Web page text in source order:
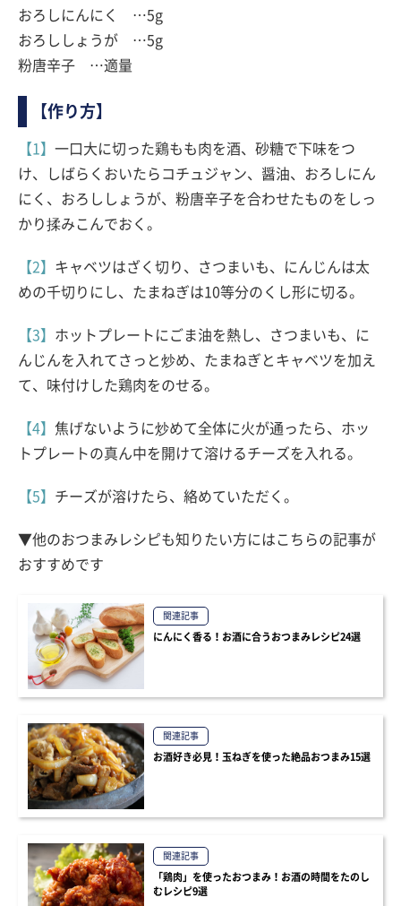
おろしにんにく …5g
おろししょうが …5g
粉唐辛子 …適量
【作り方】
【1】 一口大に切った鶏もも肉を酒、砂糖で下味をつ
け、しばらくおいたらコチュジャン、醤油、おろしにん
にく、おろししょうが、粉唐辛子を合わせたものをしっ
かり揉みこんでおく。
【2】 キャベツはざく切り、さつまいも、にんじんは太
めの千切りにし、たまねぎは10等分のくし形に切る。
【3】 ホットプレートにごま油を熱し、さつまいも、に
んじんを入れてさっと炒め、たまねぎとキャベツを加え
て、味付けした鶏肉をのせる。
【4】 焦げないように炒めて全体に火が通ったら、ホッ
トプレートの真ん中を開けて溶けるチーズを入れる。
【5】 チーズが溶けたら、絡めていただく。
▼他のおつまみレシピも知りたい方にはこちらの記事が
おすすめです
関連記事
にんにく香る！お酒に合うおつまみレシピ24選
関連記事
お酒好き必見！玉ねぎを使った絶品おつまみ15選
関連記事
「鶏肉」を使ったおつまみ！お酒の時間をたのし
むレシピ9選